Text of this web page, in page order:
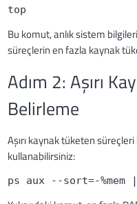
top
Bu komut, anlık sistem
süreçlerin en fazla kaynak
Adım 2: Aşırı
Belirleme
Aşırı kaynak tüketen
kullanabilirsiniz:
ps aux --sort=-%mem